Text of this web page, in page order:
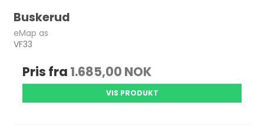
Buskerud
eMap as
VF33
Pris fra 1.685,00 NOK
VIS PRODUKT